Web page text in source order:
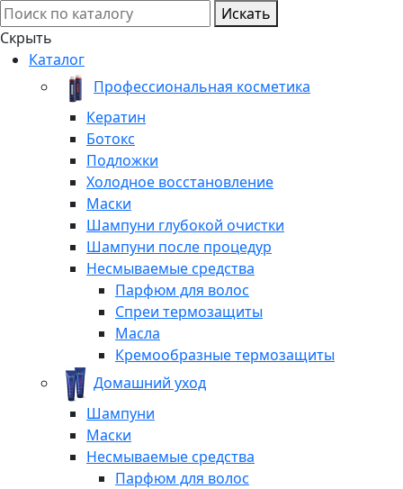
Искать
Скрыть
Каталог
Профессиональная косметика
Кератин
Ботокс
Подложки
Холодное восстановление
Маски
Шампуни глубокой очистки
Шампуни после процедур
Несмываемые средства
Парфюм для волос
Спреи термозащиты
Масла
Кремообразные термозащиты
Домашний уход
Шампуни
Маски
Несмываемые средства
Парфюм для волос